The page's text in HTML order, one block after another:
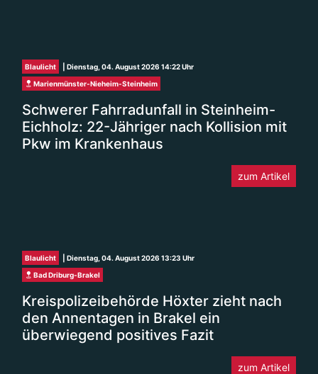
Blaulicht
| Dienstag, 04. August 2026 14:22 Uhr
Marienmünster-Nieheim-Steinheim
Schwerer Fahrradunfall in Steinheim-
Eichholz: 22-Jähriger nach Kollision mit
Pkw im Krankenhaus
zum Artikel
Blaulicht
| Dienstag, 04. August 2026 13:23 Uhr
Bad Driburg-Brakel
Kreispolizeibehörde Höxter zieht nach
den Annentagen in Brakel ein
überwiegend positives Fazit
zum Artikel